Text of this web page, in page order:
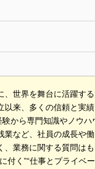
、世界を舞台に活躍す
以来、多くの信頼と実
験から専門知識やノウ
業など、社員の成長や
、業務に関する質問は
付く”“仕事とプライベ